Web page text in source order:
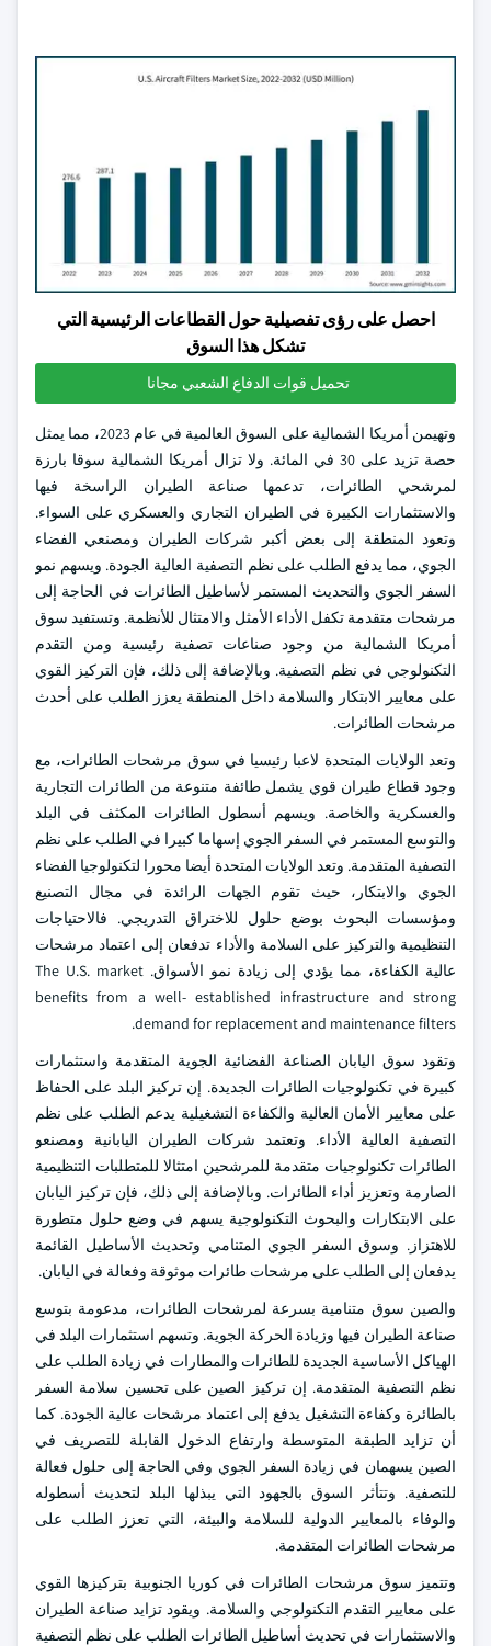
احصل على رؤى تفصيلية حول القطاعات الرئيسية التي
تشكل هذا السوق
تحميل قوات الدفاع الشعبي مجانا
وتهيمن أمريكا الشمالية على السوق العالمية في عام 2023، مما يمثل
حصة تزيد على 30 في المائة. ولا تزال أمريكا الشمالية سوقا بارزة
لمرشحي الطائرات، تدعمها صناعة الطيران الراسخة فيها
والاستثمارات الكبيرة في الطيران التجاري والعسكري على السواء.
وتعود المنطقة إلى بعض أكبر شركات الطيران ومصنعي الفضاء
الجوي، مما يدفع الطلب على نظم التصفية العالية الجودة. ويسهم نمو
السفر الجوي والتحديث المستمر لأساطيل الطائرات في الحاجة إلى
مرشحات متقدمة تكفل الأداء الأمثل والامتثال للأنظمة. وتستفيد سوق
أمريكا الشمالية من وجود صناعات تصفية رئيسية ومن التقدم
التكنولوجي في نظم التصفية. وبالإضافة إلى ذلك، فإن التركيز القوي
على معايير الابتكار والسلامة داخل المنطقة يعزز الطلب على أحدث
مرشحات الطائرات.
وتعد الولايات المتحدة لاعبا رئيسيا في سوق مرشحات الطائرات، مع
وجود قطاع طيران قوي يشمل طائفة متنوعة من الطائرات التجارية
والعسكرية والخاصة. ويسهم أسطول الطائرات المكثف في البلد
والتوسع المستمر في السفر الجوي إسهاما كبيرا في الطلب على نظم
التصفية المتقدمة. وتعد الولايات المتحدة أيضا محورا لتكنولوجيا الفضاء
الجوي والابتكار، حيث تقوم الجهات الرائدة في مجال التصنيع
ومؤسسات البحوث بوضع حلول للاختراق التدريجي. فالاحتياجات
التنظيمية والتركيز على السلامة والأداء تدفعان إلى اعتماد مرشحات
عالية الكفاءة، مما يؤدي إلى زيادة نمو الأسواق. The U.S. market
benefits from a well- established infrastructure and strong
demand for replacement and maintenance filters.
وتقود سوق اليابان الصناعة الفضائية الجوية المتقدمة واستثمارات
كبيرة في تكنولوجيات الطائرات الجديدة. إن تركيز البلد على الحفاظ
على معايير الأمان العالية والكفاءة التشغيلية يدعم الطلب على نظم
التصفية العالية الأداء. وتعتمد شركات الطيران اليابانية ومصنعو
الطائرات تكنولوجيات متقدمة للمرشحين امتثالا للمتطلبات التنظيمية
الصارمة وتعزيز أداء الطائرات. وبالإضافة إلى ذلك، فإن تركيز اليابان
على الابتكارات والبحوث التكنولوجية يسهم في وضع حلول متطورة
للاهتزاز. وسوق السفر الجوي المتنامي وتحديث الأساطيل القائمة
يدفعان إلى الطلب على مرشحات طائرات موثوقة وفعالة في اليابان.
والصين سوق متنامية بسرعة لمرشحات الطائرات، مدعومة بتوسع
صناعة الطيران فيها وزيادة الحركة الجوية. وتسهم استثمارات البلد في
الهياكل الأساسية الجديدة للطائرات والمطارات في زيادة الطلب على
نظم التصفية المتقدمة. إن تركيز الصين على تحسين سلامة السفر
بالطائرة وكفاءة التشغيل يدفع إلى اعتماد مرشحات عالية الجودة. كما
أن تزايد الطبقة المتوسطة وارتفاع الدخول القابلة للتصريف في
الصين يسهمان في زيادة السفر الجوي وفي الحاجة إلى حلول فعالة
للتصفية. وتتأثر السوق بالجهود التي يبذلها البلد لتحديث أسطوله
والوفاء بالمعايير الدولية للسلامة والبيئة، التي تعزز الطلب على
مرشحات الطائرات المتقدمة.
وتتميز سوق مرشحات الطائرات في كوريا الجنوبية بتركيزها القوي
على معايير التقدم التكنولوجي والسلامة. ويقود تزايد صناعة الطيران
والاستثمارات في تحديث أساطيل الطائرات الطلب على نظم التصفية